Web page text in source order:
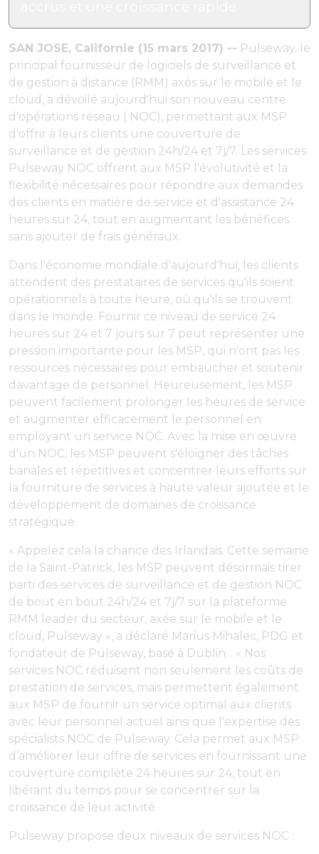
SAN JOSE, Californie (15 mars 2017) -- Pulseway, le
principal fournisseur de logiciels de surveillance et
de gestion à distance (RMM) axés sur le mobile et le
cloud, a dévoilé aujourd'hui son nouveau centre
d'opérations réseau ( NOC), permettant aux MSP
d'offrir à leurs clients une couverture de
surveillance et de gestion 24h/24 et 7j/7. Les services
Pulseway NOC offrent aux MSP l'évolutivité et la
flexibilité nécessaires pour répondre aux demandes
des clients en matière de service et d'assistance 24
heures sur 24, tout en augmentant les bénéfices
sans ajouter de frais généraux.
Dans l'économie mondiale d'aujourd'hui, les clients
attendent des prestataires de services qu'ils soient
opérationnels à toute heure, où qu'ils se trouvent
dans le monde. Fournir ce niveau de service 24
heures sur 24 et 7 jours sur 7 peut représenter une
pression importante pour les MSP, qui n'ont pas les
ressources nécessaires pour embaucher et soutenir
davantage de personnel. Heureusement, les MSP
peuvent facilement prolonger les heures de service
et augmenter efficacement le personnel en
employant un service NOC. Avec la mise en œuvre
d'un NOC, les MSP peuvent s'éloigner des tâches
banales et répétitives et concentrer leurs efforts sur
la fourniture de services à haute valeur ajoutée et le
développement de domaines de croissance
stratégique.
« Appelez cela la chance des Irlandais. Cette semaine
de la Saint-Patrick, les MSP peuvent désormais tirer
parti des services de surveillance et de gestion NOC
de bout en bout 24h/24 et 7j/7 sur la plateforme
RMM leader du secteur, axée sur le mobile et le
cloud, Pulseway », a déclaré Marius Mihalec, PDG et
fondateur de Pulseway, basé à Dublin. . « Nos
services NOC réduisent non seulement les coûts de
prestation de services, mais permettent également
aux MSP de fournir un service optimal aux clients
avec leur personnel actuel ainsi que l'expertise des
spécialists NOC de Pulseway. Cela permet aux MSP
d’améliorer leur offre de services en fournissant une
couverture complète 24 heures sur 24, tout en
libérant du temps pour se concentrer sur la
croissance de leur activité.
Pulseway propose deux niveaux de services NOC :